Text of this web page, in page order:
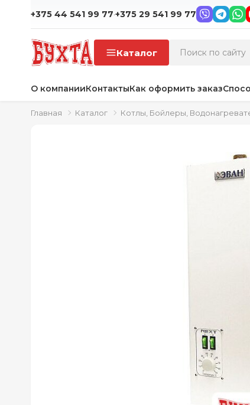
+375 44 541 99 77·+375 29 541 99 77
Каталог
О компанииКонтактыКак оформить заказ
Главная Каталог Котлы, Бойлеры,